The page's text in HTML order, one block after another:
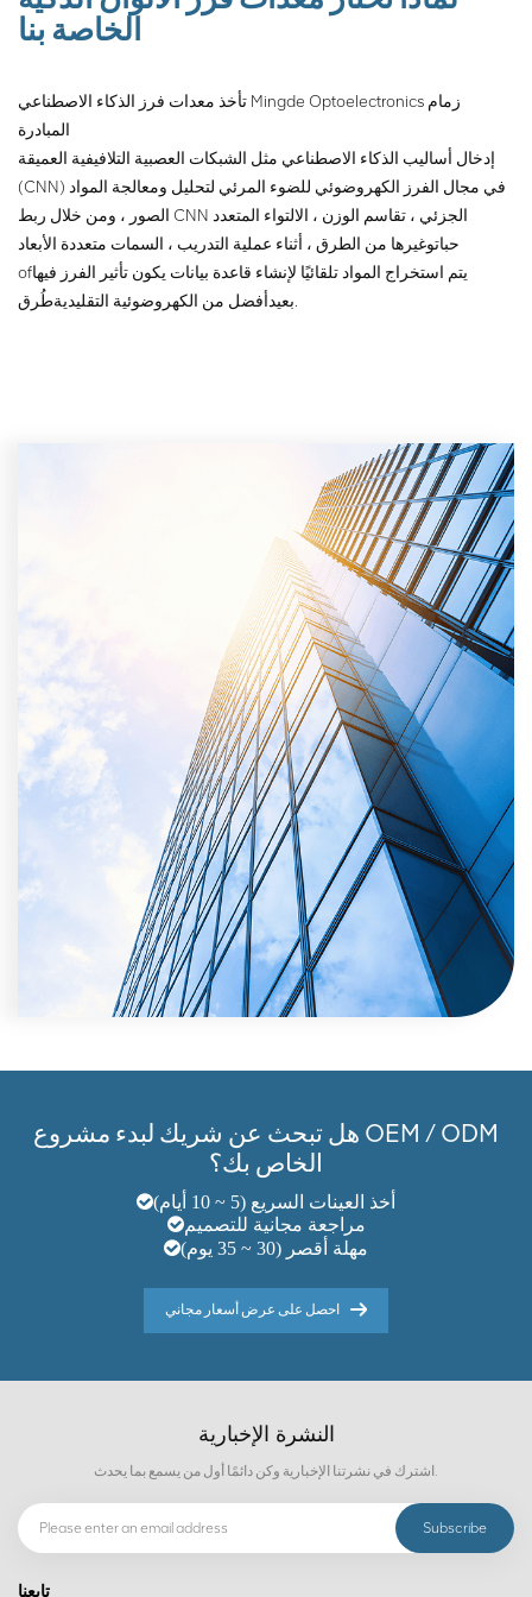
تحت الحمراء للمركب تحديد
لزيادة تحسين دقة الفرز وفقًا
الخاصة بنا
تأخذ معدات فرز الذكاء الاصطناعي Mingde Optoelectronics زمام
المبادرة
إدخال أساليب الذكاء الاصطناعي مثل الشبكات العصبية التلافيفية العميقة
(CNN) في مجال الفرز الكهروضوئي للضوء المرئي لتحليل ومعالجة المواد
الصور ، ومن خلال ربط CNN الجزئي ، تقاسم الوزن ، الالتواء المتعدد
حباتوغيرها من الطرق ، أثناء عملية التدريب ، السمات متعددة الأبعاد
ofيتم استخراج المواد تلقائيًا لإنشاء قاعدة بيانات يكون تأثير الفرز فيها
بعيدأفضل من الكهروضوئية التقليدية طُرق.
هل تبحث عن شريك لبدء مشروع OEM / ODM
الخاص بك؟
أخذ العينات السريع (5 ~ 10 أيام)
مراجعة مجانية للتصميم
مهلة أقصر (30 ~ 35 يوم)
احصل على عرض أسعار مجاني
النشرة الإخبارية
تابعنا